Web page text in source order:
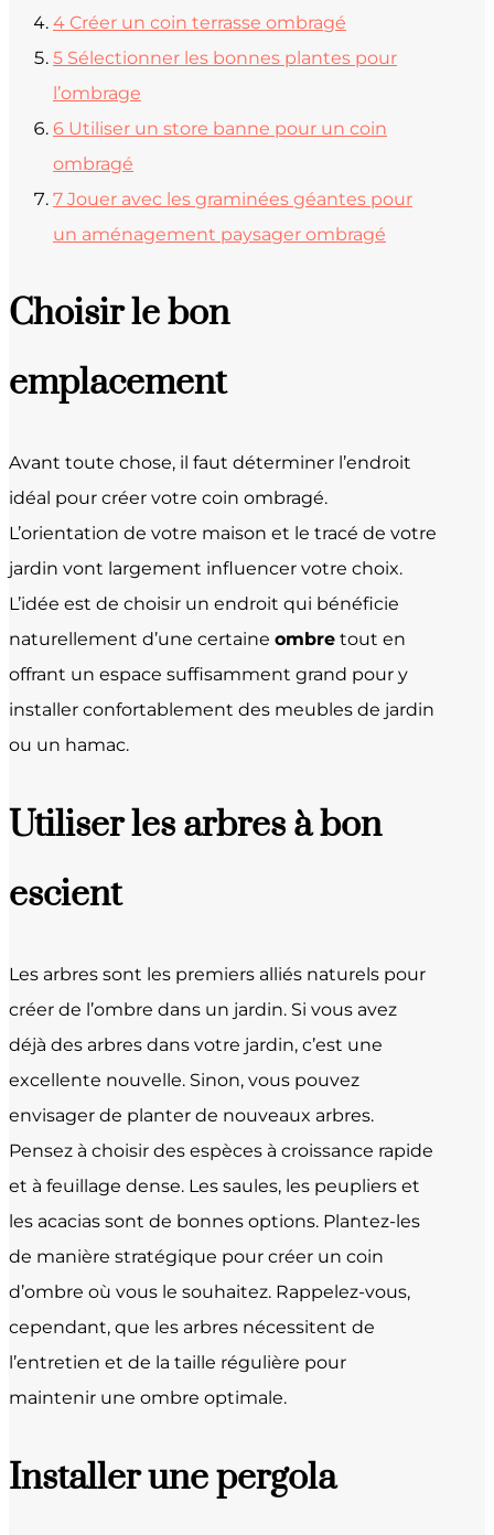
4 Créer un coin terrasse ombragé
5 Sélectionner les bonnes plantes pour
l’ombrage
6 Utiliser un store banne pour un coin
ombragé
7 Jouer avec les graminées géantes pour
un aménagement paysager ombragé
Choisir le bon
emplacement
Avant toute chose, il faut déterminer l’endroit
idéal pour créer votre coin ombragé.
L’orientation de votre maison et le tracé de votre
jardin vont largement influencer votre choix.
L’idée est de choisir un endroit qui bénéficie
naturellement d’une certaine ombre tout en
offrant un espace suffisamment grand pour y
installer confortablement des meubles de jardin
ou un hamac.
Utiliser les arbres à bon
escient
Les arbres sont les premiers alliés naturels pour
créer de l’ombre dans un jardin. Si vous avez
déjà des arbres dans votre jardin, c’est une
excellente nouvelle. Sinon, vous pouvez
envisager de planter de nouveaux arbres.
Pensez à choisir des espèces à croissance rapide
et à feuillage dense. Les saules, les peupliers et
les acacias sont de bonnes options. Plantez-les
de manière stratégique pour créer un coin
d’ombre où vous le souhaitez. Rappelez-vous,
cependant, que les arbres nécessitent de
l’entretien et de la taille régulière pour
maintenir une ombre optimale.
Installer une pergola